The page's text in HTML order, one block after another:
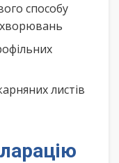
способу
листів